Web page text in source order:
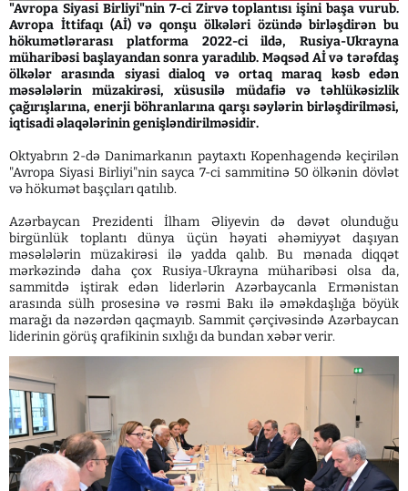
"Avropa Siyasi Birliyi"nin 7-ci Zirvə toplantısı işini başa vurub.
Avropa İttifaqı (Aİ) və qonşu ölkələri özündə birləşdirən bu
hökumətlərarası platforma 2022-ci ildə, Rusiya-Ukrayna
müharibəsi başlayandan sonra yaradılıb. Məqsəd Aİ və tərəfdaş
ölkələr arasında siyasi dialoq və ortaq maraq kəsb edən
məsələlərin müzakirəsi, xüsusilə müdafiə və təhlükəsizlik
çağırışlarına, enerji böhranlarına qarşı səylərin birləşdirilməsi,
iqtisadi əlaqələrinin genişləndirilməsidir.
Oktyabrın 2-də Danimarkanın paytaxtı Kopenhagendə keçirilən
"Avropa Siyasi Birliyi"nin sayca 7-ci sammitinə 50 ölkənin dövlət
və hökumət başçıları qatılıb.
Azərbaycan Prezidenti İlham Əliyevin də dəvət olunduğu
birgünlük toplantı dünya üçün həyati əhəmiyyət daşıyan
məsələlərin müzakirəsi ilə yadda qalıb. Bu mənada diqqət
mərkəzində daha çox Rusiya-Ukrayna müharibəsi olsa da,
sammitdə iştirak edən liderlərin Azərbaycanla Ermənistan
arasında sülh prosesinə və rəsmi Bakı ilə əməkdaşlığa böyük
marağı da nəzərdən qaçmayıb. Sammit çərçivəsində Azərbaycan
liderinin görüş qrafikinin sıxlığı da bundan xəbər verir.